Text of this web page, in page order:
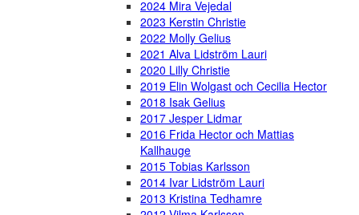
2024 Mira Vejedal
2023 Kerstin Christie
2022 Molly Gelius
2021 Alva Lidström Lauri
2020 Lilly Christie
2019 Elin Wolgast och Cecilia Hector
2018 Isak Gelius
2017 Jesper Lidmar
2016 Frida Hector och Mattias
Kallhauge
2015 Tobias Karlsson
2014 Ivar Lidström Lauri
2013 Kristina Tedhamre